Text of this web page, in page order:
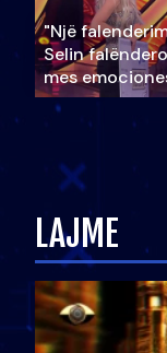
"Një
Selin
mes
LAJME